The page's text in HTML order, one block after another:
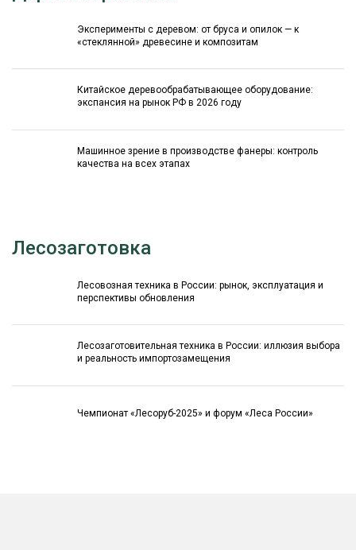
Эксперименты с деревом: от бруса и опилок — к
«стеклянной» древесине и композитам
Китайское деревообрабатывающее оборудование:
экспансия на рынок РФ в 2026 году
Машинное зрение в производстве фанеры: контроль
качества на всех этапах
Лесозаготовка
Лесовозная техника в России: рынок, эксплуатация и
перспективы обновления
Лесозаготовительная техника в России: иллюзия выбора
и реальность импортозамещения
Чемпионат «Лесоруб-2025» и форум «Леса России»